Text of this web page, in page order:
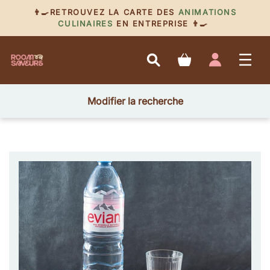
👨‍🍳RETROUVEZ LA CARTE DES ANIMATIONS
CULINAIRES EN ENTREPRISE 👨‍🍳
Modifier la recherche